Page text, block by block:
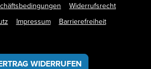
Widerrufsrecht
Impressum Barrierefreiheit
WIDERRUFEN